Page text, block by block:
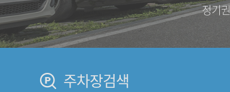
정기
주차장검색